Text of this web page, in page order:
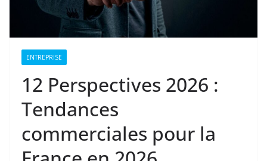
ENTREPRISE
12 Perspectives 2026 :
Tendances
commerciales pour la